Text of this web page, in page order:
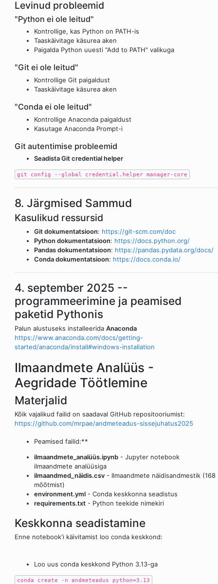
Levinud probleemid
"Python ei ole leitud"
Kontrollige, kas Python on PATH-is
Taaskäivitage käsurea aken
Paigalda Python uuesti "Add to PATH" valikuga
"Git ei ole leitud"
Kontrollige Git paigaldust
Taaskäivitage käsurea aken
"Conda ei ole leitud"
Kontrollige Anaconda paigaldust
Kasutage Anaconda Prompt-i
Git autentimise probleemid
Seadista Git credential helper
git config --global credential.helper manager-core
8. Järgmised Sammud
Kasulikud ressursid
Git dokumentatsioon: https://git-scm.com/doc
Python dokumentatsioon: https://docs.python.org/
Pandas dokumentatsioon: https://pandas.pydata.org/docs/
Conda dokumentatsioon: https://docs.conda.io/
4. september 2025 --
programmeerimine ja peamised
paketid Pythonis
Palun alustuseks installeerida Anaconda
https://www.anaconda.com/docs/getting-
started/anaconda/install#windows-installation
Ilmaandmete Analüüs -
Aegridade Töötlemine
Materjalid
Kõik vajalikud failid on saadaval GitHub repositooriumist:
https://github.com/mrpae/andmeteadus-sissejuhatus2025
Peamised failid:**
ilmaandmete_analüüs.ipynb - Jupyter notebook
ilmaandmete analüüsiga
ilmaandmed_näidis.csv - Ilmaandmete näidisandmestik (168
mõõtmist)
environment.yml - Conda keskkonna seadistus
requirements.txt - Python teekide nimekiri
Keskkonna seadistamine
Enne notebook'i käivitamist loo conda keskkond:
conda create -n andmeteadus python=3.13